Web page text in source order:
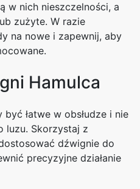
w nich nieszczelności, a
zużyte. W razie
na nowe i zapewnij, aby
Hamulca
łatwe w obsłudze i nie
luzu. Skorzystaj z
dźwignie do
precyzyjne działanie